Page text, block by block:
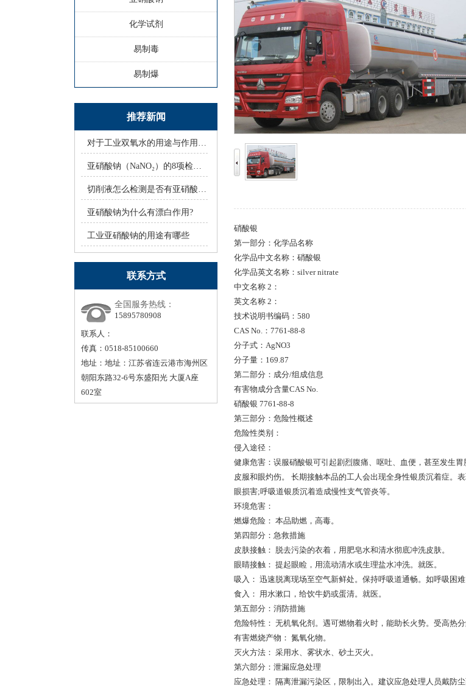
化学试剂
易制毒
易制爆
推荐新闻
对于工业双氧水的用途与作用，你知道多
亚硝酸钠（NaNO₂）的8项检验方法
切削液怎么检测是否有亚硝酸钠？
亚硝酸钠为什么有漂白作用?
工业亚硝酸钠的用途有哪些
联系方式
全国服务热线：
15895780908
联系人：
传真：0518-85100660
地址：地址：江苏省连云港市海州区
朝阳东路32-6号东盛阳光 大厦A座
602室
硝酸银
第一部分：化学品名称
化学品中文名称：硝酸银
化学品英文名称：silver nitrate
中文名称 2：
英文名称 2：
技术说明书编码：580
CAS No.：7761-88-8
分子式：AgNO3
分子量：169.87
第二部分：成分/组成信息
有害物成分含量CAS No.
硝酸银 7761-88-8
第三部分：危险性概述
危险性类别：
侵入途径：
健康危害：误服硝酸银可引起剧烈腹痛、呕吐、血便，甚至发生
皮服和眼灼伤。 长期接触本品的工人会出现全身性银质沉着症。
眼损害;呼吸道银质沉着造成慢性支气管炎等。
环境危害：
燃爆危险： 本品助燃，高毒。
第四部分：急救措施
皮肤接触： 脱去污染的衣着，用肥皂水和清水彻底冲洗皮肤。
眼睛接触： 提起眼睑，用流动清水或生理盐水冲洗。就医。
吸入： 迅速脱离现场至空气新鲜处。保持呼吸道通畅。如呼吸困
食入： 用水漱口，给饮牛奶或蛋清。就医。
第五部分：消防措施
危险特性： 无机氧化剂。遇可燃物着火时，能助长火势。受高热分
有害燃烧产物： 氮氧化物。
灭火方法： 采用水、雾状水、砂土灭火。
第六部分：泄漏应急处理
应急处理： 隔离泄漏污染区，限制出入。建议应急处理人员戴防